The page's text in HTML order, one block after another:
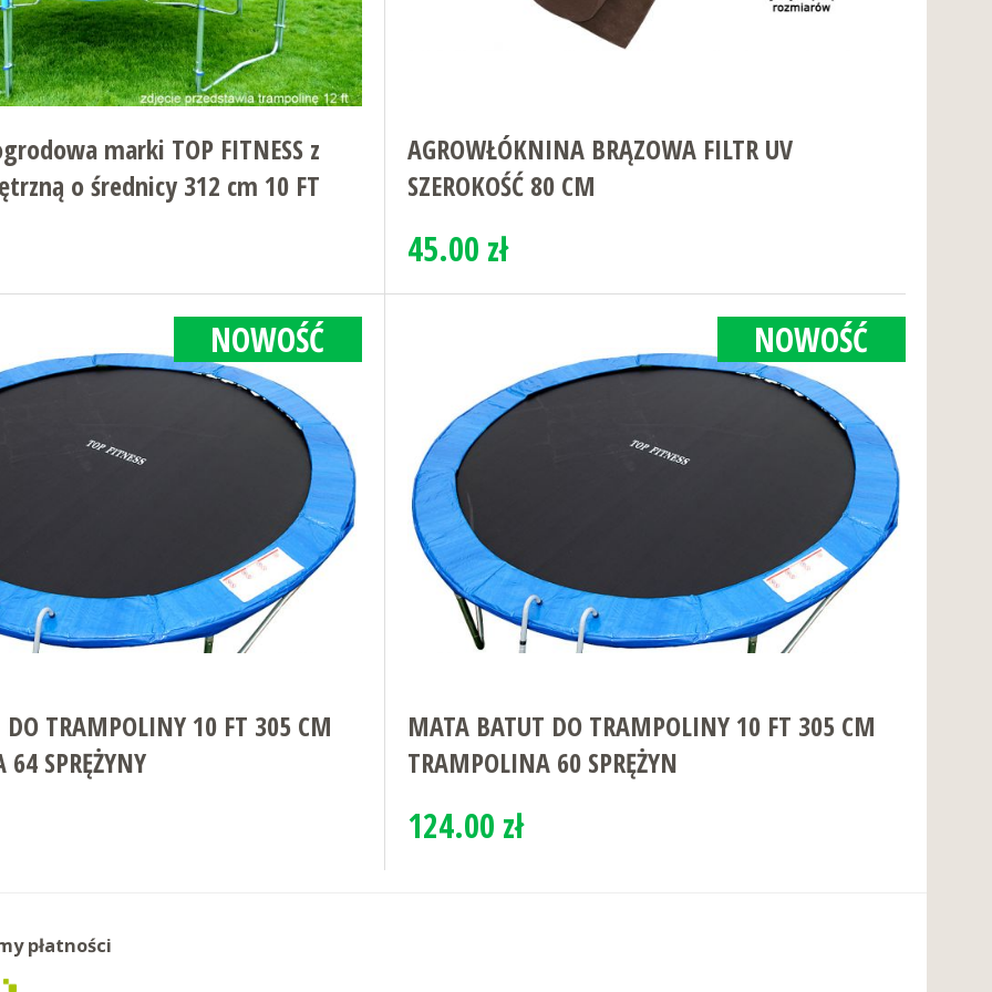
marki TOP FITNESS z
o średnicy 312 cm 10 FT
AGROWŁÓKNINA BRĄZOWA FILTR UV
SZEROKOŚĆ 80 CM
45.00 zł
NOWOŚĆ
TRAMPOLINY 10 FT 305 CM
SPRĘŻYNY
NOWOŚĆ
MATA BATUT DO TRAMPOLINY 10 FT 305 CM
TRAMPOLINA 60 SPRĘŻYN
124.00 zł
płatności